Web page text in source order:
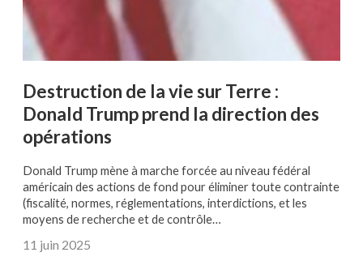
Destruction de la vie sur Terre :
Donald Trump prend la direction des
opérations
Donald Trump mène à marche forcée au niveau fédéral
américain des actions de fond pour éliminer toute contrainte
(fiscalité, normes, réglementations, interdictions, et les
moyens de recherche et de contrôle…
11 juin 2025